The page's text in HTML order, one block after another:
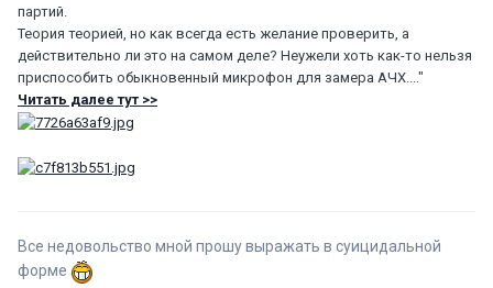
партий.
Теория теорией, но как всегда есть желание проверить, а
действительно ли это на самом деле? Неужели хоть как-то нельзя
приспособить обыкновенный микрофон для замера АЧХ...."
Читать далее тут >>
Все недовольство мной прошу выражать в суицидальной
форме